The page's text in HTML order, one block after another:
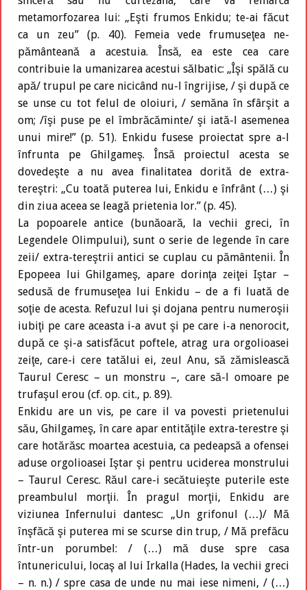
metamorfozarea lui: „Eşti frumos Enkidu; te-ai făcut
ca un zeu” (p. 40). Femeia vede frumuseţea ne-
pământeană a acestuia. Însă, ea este cea care
contribuie la umanizarea acestui sălbatic: „Îşi spălă cu
apă/ trupul pe care nicicând nu-l îngrijise, / şi după ce
se unse cu tot felul de oloiuri, / semăna în sfârşit a
om; /îşi puse pe el îmbrăcăminte/ şi iată-l asemenea
unui mire!” (p. 51). Enkidu fusese proiectat spre a-l
înfrunta pe Ghilgameş. Însă proiectul acesta se
dovedeşte a nu avea finalitatea dorită de extra-
tereştri: „Cu toată puterea lui, Enkidu e înfrânt (…) şi
din ziua aceea se leagă prietenia lor.” (p. 45).
La popoarele antice (bunăoară, la vechii greci, în
Legendele Olimpului), sunt o serie de legende în care
zeii/ extra-tereştrii antici se cuplau cu pământenii. În
Epopeea lui Ghilgameş, apare dorinţa zeiţei Iştar –
sedusă de frumuseţea lui Enkidu – de a fi luată de
soţie de acesta. Refuzul lui şi dojana pentru numeroşii
iubiţi pe care aceasta i-a avut şi pe care i-a nenorocit,
după ce şi-a satisfăcut poftele, atrag ura orgolioasei
zeiţe, care-i cere tatălui ei, zeul Anu, să zămislească
Taurul Ceresc – un monstru –, care să-l omoare pe
trufaşul erou (cf. op. cit., p. 89).
Enkidu are un vis, pe care il va povesti prietenului
său, Ghilgameş, în care apar entităţile extra-terestre şi
care hotărăsc moartea acestuia, ca pedeapsă a ofensei
aduse orgolioasei Iştar şi pentru uciderea monstrului
– Taurul Ceresc. Răul care-i secătuieşte puterile este
preambulul morţii. În pragul morţii, Enkidu are
viziunea Infernului dantesc: „Un grifonul (…)/ Mă
înşfăcă şi puterea mi se scurse din trup, / Mă prefăcu
într-un porumbel: / (…) mă duse spre casa
întunericului, locaş al lui Irkalla (Hades, la vechii greci
– n. n.) / spre casa de unde nu mai iese nimeni, / (…)